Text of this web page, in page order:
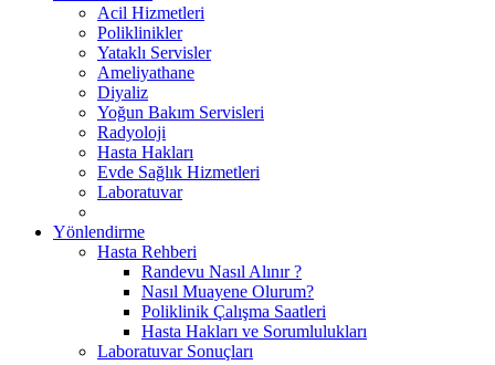
Acil Hizmetleri
Poliklinikler
Yataklı Servisler
Ameliyathane
Diyaliz
Yoğun Bakım Servisleri
Radyoloji
Hasta Hakları
Evde Sağlık Hizmetleri
Laboratuvar
Yönlendirme
Hasta Rehberi
Randevu Nasıl Alınır ?
Nasıl Muayene Olurum?
Poliklinik Çalışma Saatleri
Hasta Hakları ve Sorumlulukları
Laboratuvar Sonuçları